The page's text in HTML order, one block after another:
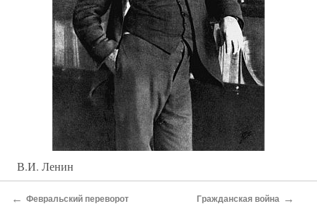
В.И. Ленин
А кстати, советскую власть поддержала и часть
← Февральский переворот Гражданская война →